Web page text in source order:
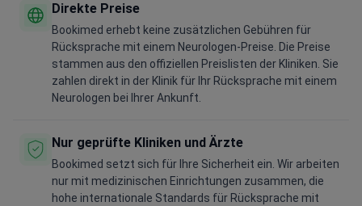
Direkte Preise
Bookimed erhebt keine zusätzlichen Gebühren für
Rücksprache mit einem Neurologen-Preise. Die Preise
stammen aus den offiziellen Preislisten der Kliniken. Sie
zahlen direkt in der Klinik für Ihr Rücksprache mit einem
Neurologen bei Ihrer Ankunft.
Nur geprüfte Kliniken und Ärzte
Bookimed setzt sich für Ihre Sicherheit ein. Wir arbeiten
nur mit medizinischen Einrichtungen zusammen, die
hohe internationale Standards für Rücksprache mit